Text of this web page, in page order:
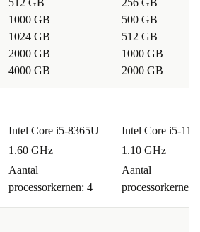
512 GB
1000 GB
1024 GB
2000 GB
4000 GB
256 GB
500 GB
512 GB
1000 GB
2000 GB
Intel Core i5-8365U
1.60 GHz
Aantal
processorkernen: 4
Intel Core i5-
1.10 GHz
Aantal
processorkernen: